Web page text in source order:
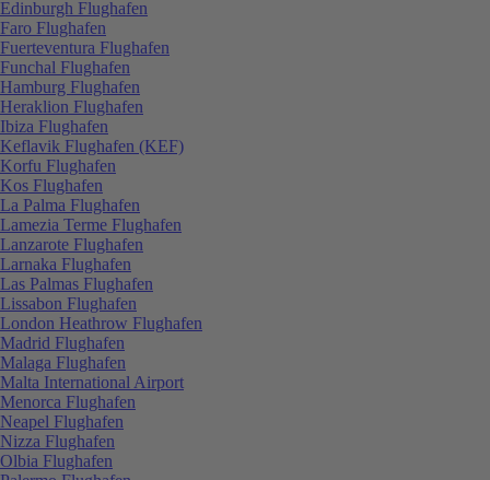
Edinburgh Flughafen
Faro Flughafen
Fuerteventura Flughafen
Funchal Flughafen
Hamburg Flughafen
Heraklion Flughafen
Ibiza Flughafen
Keflavik Flughafen (KEF)
Korfu Flughafen
Kos Flughafen
La Palma Flughafen
Lamezia Terme Flughafen
Lanzarote Flughafen
Larnaka Flughafen
Las Palmas Flughafen
Lissabon Flughafen
London Heathrow Flughafen
Madrid Flughafen
Malaga Flughafen
Malta International Airport
Menorca Flughafen
Neapel Flughafen
Nizza Flughafen
Olbia Flughafen